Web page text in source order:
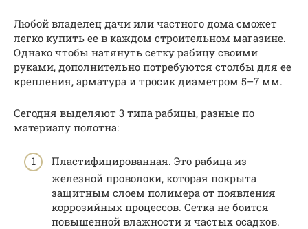
Любой владелец дачи или частного дома сможет
легко купить ее в каждом строительном магазине.
Однако чтобы натянуть сетку рабицу своими
руками, дополнительно потребуются столбы для ее
крепления, арматура и тросик диаметром 5–7 мм.
Сегодня выделяют 3 типа рабицы, разные по
материалу полотна:
Пластифицированная. Это рабица из
железной проволоки, которая покрыта
защитным слоем полимера от появления
коррозийных процессов. Сетка не боится
повышенной влажности и частых осадков.